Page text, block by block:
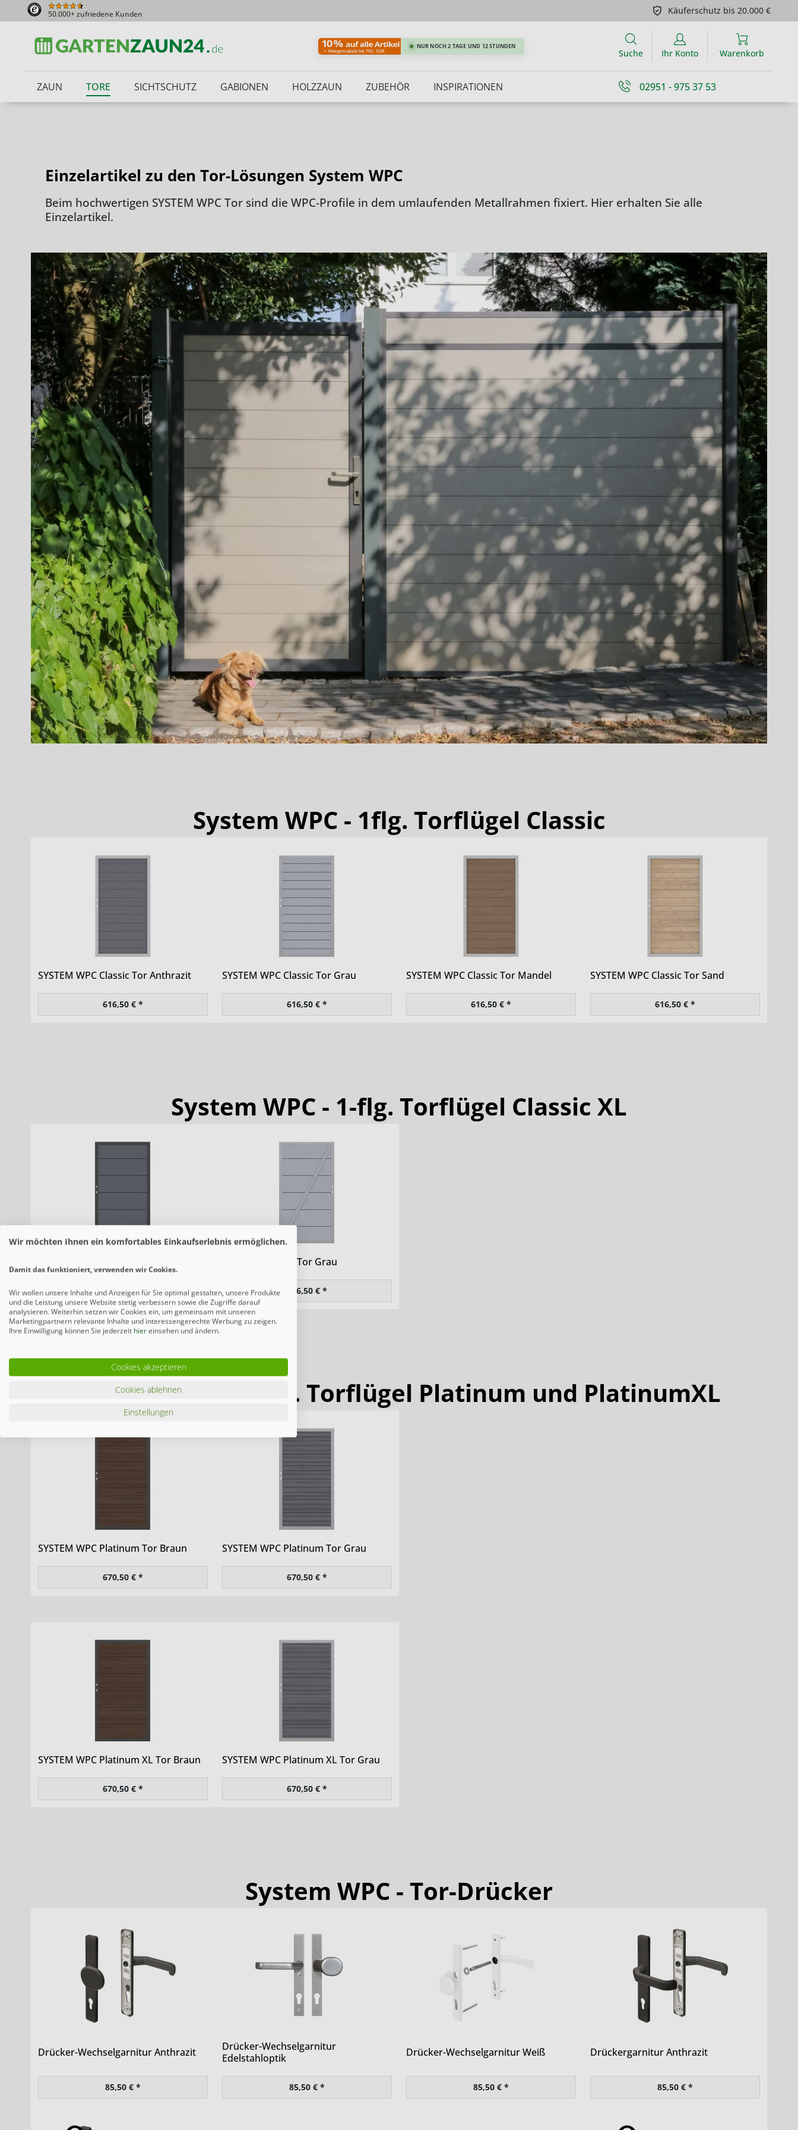
50.000+ zufriedene Kunden Käuferschutz bis 20.000 €
NUR NOCH 2 TAGE UND 12 STUNDEN
ZAUN TORE SICHTSCHUTZ GABIONEN HOLZZAUN ZUBEHÖR INSPIRATIONEN 02951 - 975 37 53
Suche Ihr Konto Warenkorb
Einzelartikel zu den Tor-Lösungen System WPC
Beim hochwertigen SYSTEM WPC Tor sind die WPC-Profile in dem umlaufenden Metallrahmen fixiert. Hier erhalten Sie alle
Einzelartikel.
System WPC - 1flg. Torflügel Classic
SYSTEM WPC Classic Tor Anthrazit
616,50 € *
SYSTEM WPC Classic Tor Grau
616,50 € *
SYSTEM WPC Classic Tor Mandel
616,50 € *
SYSTEM WPC Classic Tor Sand
616,50 € *
System WPC - 1-flg. Torflügel Classic XL
616,50 € *
SYSTEM WPC XL Tor Grau
616,50 € *
System WPC - 1-flg. Torflügel Platinum und PlatinumXL
SYSTEM WPC Platinum Tor Braun
670,50 € *
SYSTEM WPC Platinum Tor Grau
670,50 € *
SYSTEM WPC Platinum XL Tor Braun
670,50 € *
SYSTEM WPC Platinum XL Tor Grau
670,50 € *
System WPC - Tor-Drücker
Drücker-Wechselgarnitur Anthrazit
85,50 € *
Drücker-Wechselgarnitur
Edelstahloptik
85,50 € *
Drücker-Wechselgarnitur Weiß
85,50 € *
Drückergarnitur Anthrazit
85,50 € *
Wir möchten Ihnen ein komfortables Einkaufserlebnis ermöglichen.
Damit das funktioniert, verwenden wir Cookies.
Wir wollen unsere Inhalte und Anzeigen für Sie optimal gestalten, unsere Produkte
und die Leistung unsere Website stetig verbessern sowie die Zugriffe darauf
analysieren. Weiterhin setzen wir Cookies ein, um gemeinsam mit unseren
Marketingpartnern relevante Inhalte und interessengerechte Werbung zu zeigen.
Ihre Einwilligung können Sie jederzeit hiereinsehen und ändern.
Cookies akzeptieren
Cookies ablehnen
Einstellungen